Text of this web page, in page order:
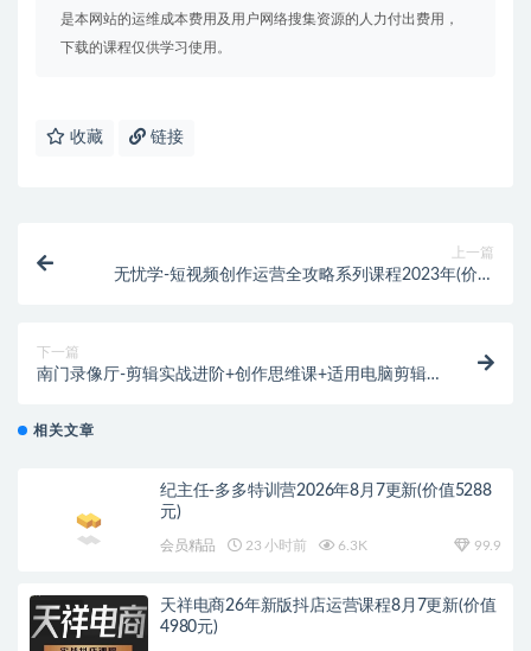
是本网站的运维成本费用及用户网络搜集资源的人力付出费用，
下载的课程仅供学习使用。
收藏 链接
上一篇
无忧学-短视频创作运营全攻略系列课程2023年(价值
下一篇
南门录像厅-剪辑实战进阶+创作思维课+适用电脑剪辑
相关文章
纪主任-多多特训营2026年8月7更新(价值5288
元)
会员精品 23 小时前 6.3K 99.9
天祥电商26年新版抖店运营课程8月7更新(价值
4980元)